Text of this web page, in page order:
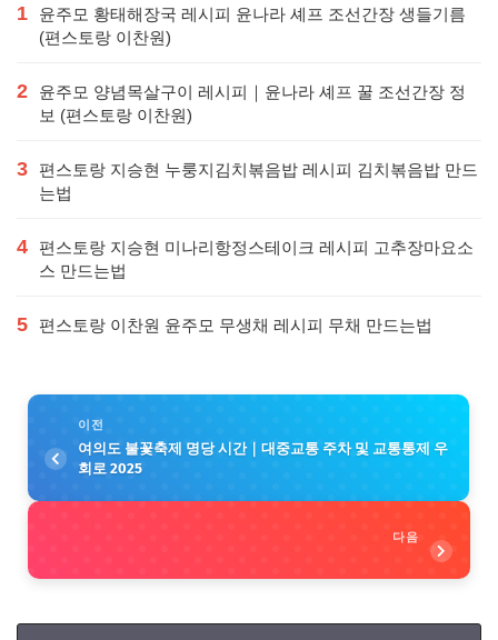
1
윤주모 황태해장국 레시피 윤나라 셰프 조선간장 생들기름
(편스토랑 이찬원)
2
윤주모 양념목살구이 레시피｜윤나라 셰프 꿀 조선간장 정
보 (편스토랑 이찬원)
3
편스토랑 지승현 누룽지김치볶음밥 레시피 김치볶음밥 만드
는법
4
편스토랑 지승현 미나리항정스테이크 레시피 고추장마요소
스 만드는법
5 편스토랑 이찬원 윤주모 무생채 레시피 무채 만드는법
이전
여의도 불꽃축제 명당 시간｜대중교통 주차 및 교통통제 우
회로 2025
다음